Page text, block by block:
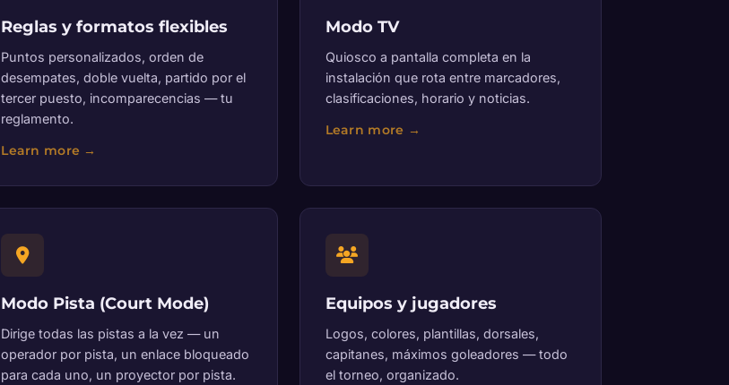
Reglas y formatos flexibles
Puntos personalizados, orden de
desempates, doble vuelta, partido por el
tercer puesto, incomparecencias — tu
reglamento.
Modo TV
Quiosco a pantalla completa en la
instalación que rota entre marcadores,
clasificaciones, horario y noticias.
Modo Pista (Court Mode)
Dirige todas las pistas a la vez — un
operador por pista, un enlace bloqueado
para cada uno, un proyector por pista.
Equipos y jugadores
Logos, colores, plantillas, dorsales,
capitanes, máximos goleadores — todo
el torneo, organizado.